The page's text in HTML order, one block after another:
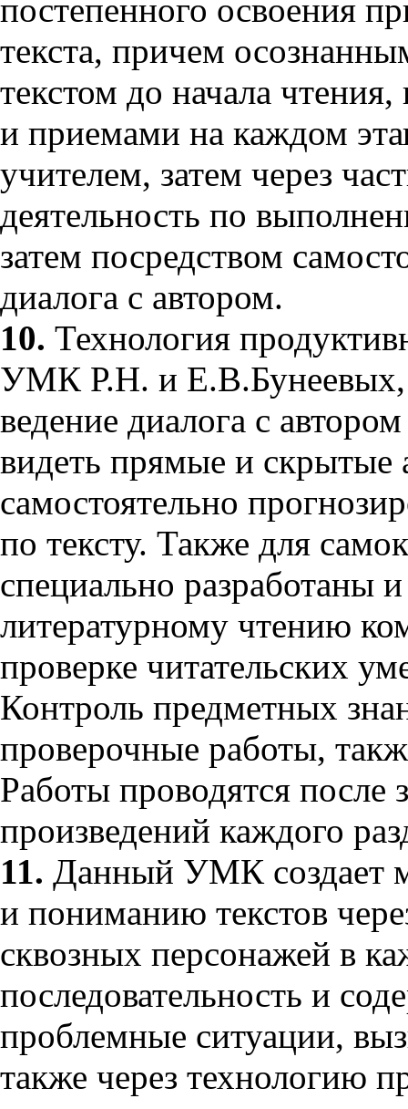
постепенного освоения
текста, причем
текстом до начала
и приемами на каждом
учителем, затем через
деятельность по
затем посредством
диалога с автором.
10. Технология
УМК Р.Н. и Е.В.Бунеевых,
ведение диалога с
видеть прямые и скрытые
самостоятельно
по тексту. Также для
специально разработаны
литературному чтению
проверке читательских
Контроль предметных
проверочные работы,
Работы проводятся после
произведений каждого
11. Данный УМК создает
и пониманию текстов
сквозных персонажей в
последовательность и
проблемные ситуации,
также через технологию